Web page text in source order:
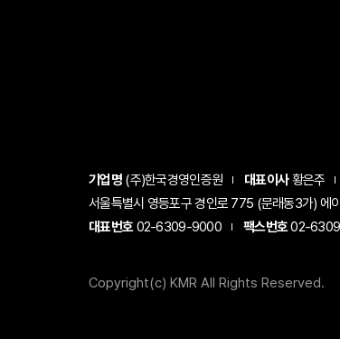
기업명 (주)한국경영인증원 대표이사황은주
서울특별시 영등포구 경인로 775 (문래동3가) 에
대표번호02-6309-9000 팩스번호02-
Copyright(c) KMR All Rights Reserved.